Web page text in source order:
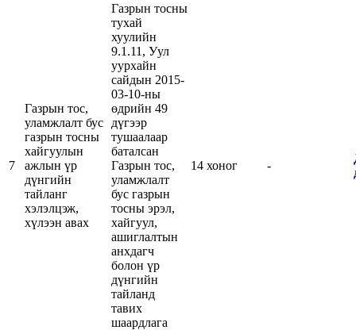
7
Газрын тос,
уламжлалт бус
газрын тосны
хайгуулын
ажлын үр
дүнгийн
тайланг
хэлэлцэж,
хүлээн авах
Газрын тосны
тухай
хуулийн
9.1.11, Уул
уурхайн
сайдын 2015-
03-10-ны
өдрийн 49
дүгээр
тушаалаар
баталсан
Газрын тос,
уламжлалт
бус газрын
тосны эрэл,
хайгуул,
ашиглалтын
анхдагч
болон үр
дүнгийн
тайланд
тавих
шаардлага
14 хоног -